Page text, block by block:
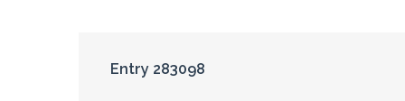
Entry 283098